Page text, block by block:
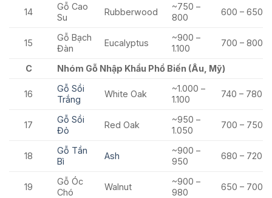
14
Gỗ Cao
Su
Rubberwood
~750 –
800
600 – 650
15
Gỗ Bạch
Đàn
Eucalyptus
~900 –
1.100
700 – 800
C Nhóm Gỗ Nhập Khẩu Phổ Biến (Âu, Mỹ)
16
Gỗ Sồi
Trắng
White Oak
~1.000 –
1.100
740 – 780
17
Gỗ Sồi
Đỏ
Red Oak
~950 –
1.050
700 – 750
18
Gỗ Tần
Bì
Ash
~900 –
950
680 – 720
19
Gỗ Óc
Chó
Walnut
~900 –
980
650 – 700